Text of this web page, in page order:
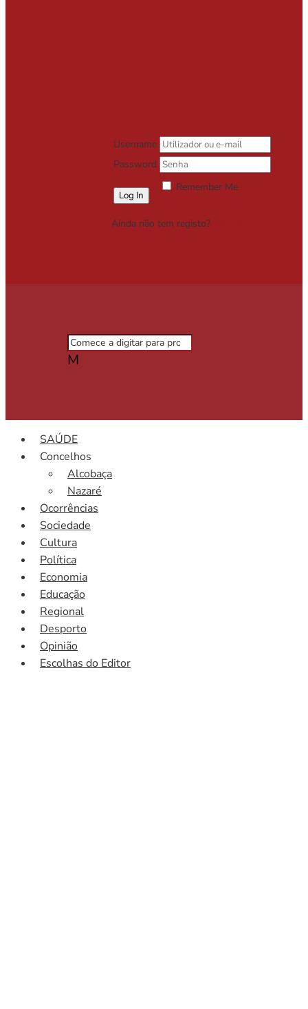
Username
Password
Remember Me
Ainda não tem registo?
M
SAÚDE
Concelhos
Alcobaça
Nazaré
Ocorrências
Sociedade
Cultura
Política
Economia
Educação
Regional
Desporto
Opinião
Escolhas do Editor